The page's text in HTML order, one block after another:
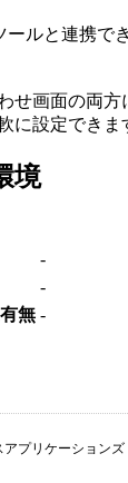
ールと連携で
せ画面の両
に設定できま
境
-
-
無 -
プリケーションズ